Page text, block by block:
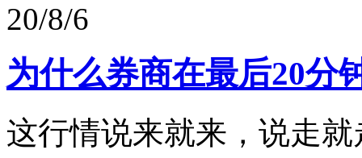
20/8/6
为什么券商在最后20分
这行情说来就来，说走